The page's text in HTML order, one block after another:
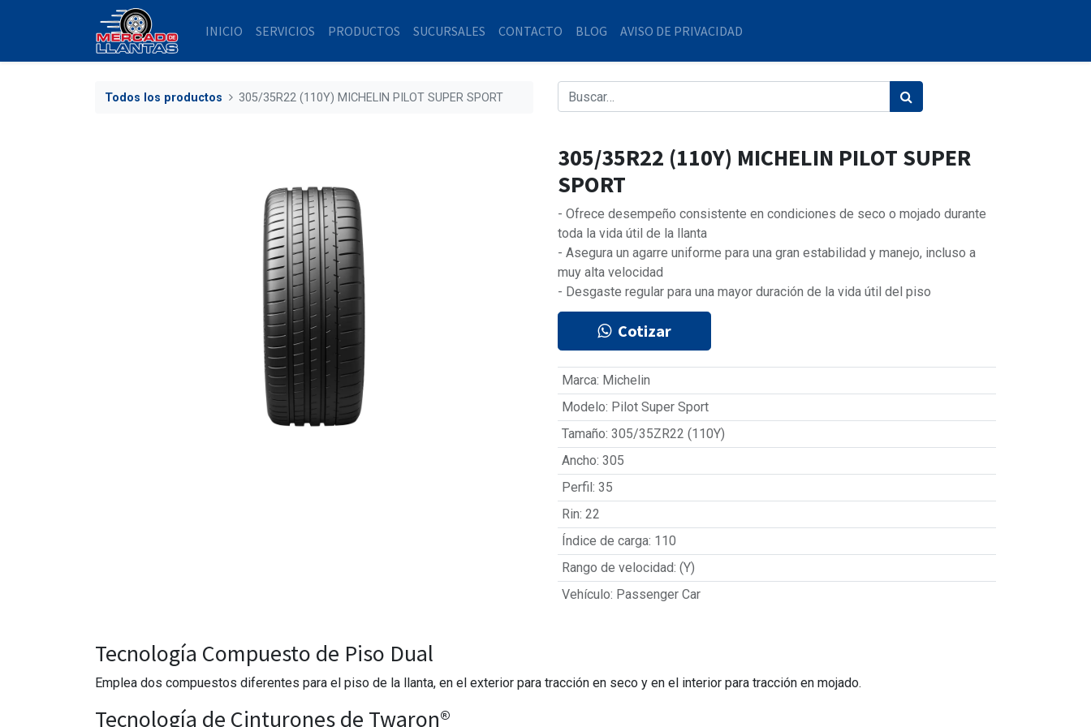
INICIO SERVICIOS PRODUCTOS SUCURSALES CONTACTO BLOG AVISO DE PRIVACIDAD
Todos los productos 305/35R22 (110Y) MICHELIN PILOT SUPER SPORT
305/35R22 (110Y) MICHELIN PILOT SUPER
SPORT
- Ofrece desempeño consistente en condiciones de seco o mojado durante
toda la vida útil de la llanta
- Asegura un agarre uniforme para una gran estabilidad y manejo, incluso a
muy alta velocidad
- Desgaste regular para una mayor duración de la vida útil del piso
Cotizar
Marca: Michelin
Modelo: Pilot Super Sport
Tamaño: 305/35ZR22 (110Y)
Ancho: 305
Perfil: 35
Rin: 22
Índice de carga: 110
Rango de velocidad: (Y)
Vehículo: Passenger Car
Tecnología Compuesto de Piso Dual
Emplea dos compuestos diferentes para el piso de la llanta, en el exterior para tracción en seco y en el interior para tracción en mojado.
Tecnología de Cinturones de Twaron®